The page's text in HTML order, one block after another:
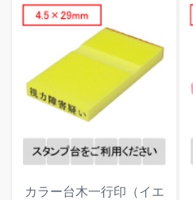
カラー台木一行印（イエ